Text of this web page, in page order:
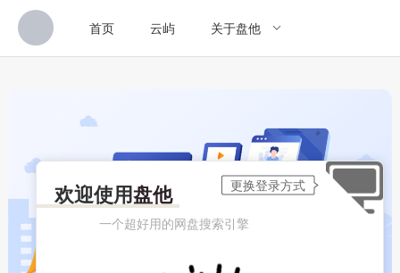
首页 云屿 关于盘他
欢迎使用盘他
一个超好用的网盘搜索引擎